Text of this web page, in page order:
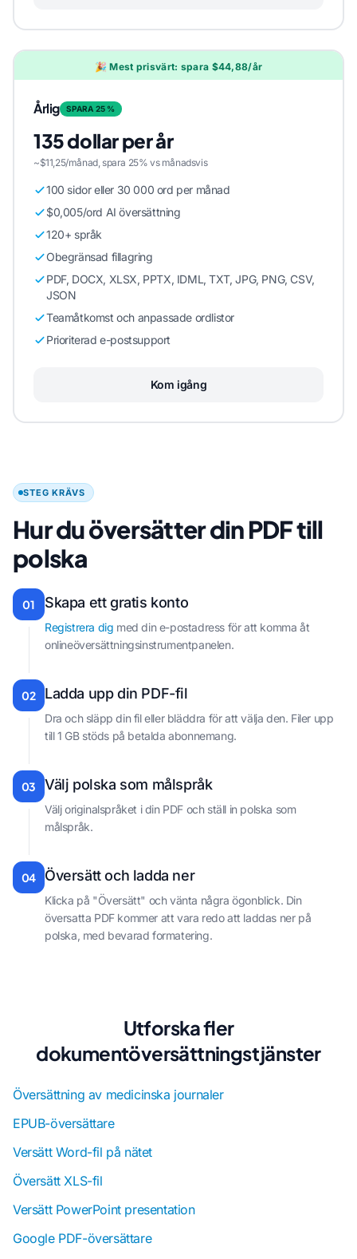
🎉 Mest prisvärt: spara $44,88/år
Årlig SPARA 25 %
135 dollar per år
~$11,25/månad, spara 25% vs månadsvis
100 sidor eller 30 000 ord per månad
$0,005/ord AI översättning
120+ språk
Obegränsad fillagring
PDF, DOCX, XLSX, PPTX, IDML, TXT, JPG, PNG, CSV,
JSON
Teamåtkomst och anpassade ordlistor
Prioriterad e-postsupport
Kom igång
STEG KRÄVS
Hur du översätter din PDF till
polska
01 Skapa ett gratis konto
Registrera dig med din e-postadress för att komma åt
onlineöversättningsinstrumentpanelen.
02 Ladda upp din PDF-fil
Dra och släpp din fil eller bläddra för att välja den. Filer upp
till 1 GB stöds på betalda abonnemang.
03 Välj polska som målspråk
Välj originalspråket i din PDF och ställ in polska som
målspråk.
04 Översätt och ladda ner
Klicka på "Översätt" och vänta några ögonblick. Din
översatta PDF kommer att vara redo att laddas ner på
polska, med bevarad formatering.
Utforska fler
dokumentöversättningstjänster
Översättning av medicinska journaler
EPUB-översättare
Versätt Word-fil på nätet
Översätt XLS-fil
Versätt PowerPoint presentation
Google PDF-översättare